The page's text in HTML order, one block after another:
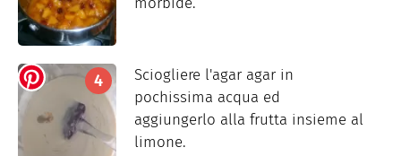
Sciogliere l'agar agar in
pochissima acqua ed
aggiungerlo alla frutta insieme al
limone.